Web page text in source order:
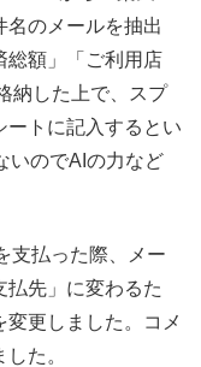
名のメールを抽出
総額」「ご利用店
納した上で、スプ
ートに記入するとい
いのでAIの力など
支払った際、メー
払先」に変わるた
更しました。コメ
た。